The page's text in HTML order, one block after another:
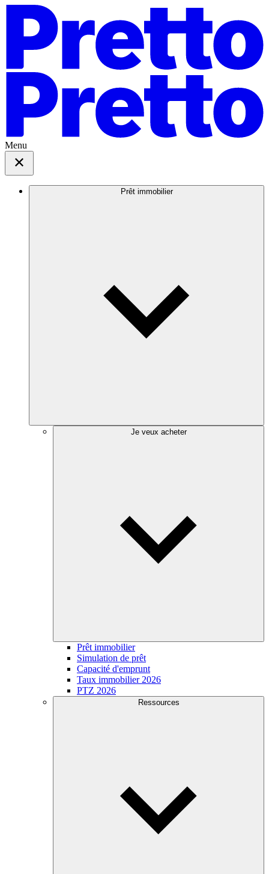
Menu
Prêt immobilier
Je veux acheter
Prêt immobilier
Simulation de prêt
Capacité d'emprunt
Taux immobilier 2026
PTZ 2026
Ressources